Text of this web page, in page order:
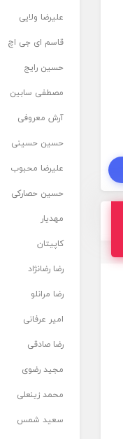
علیرضا ولایی
قاسم ای جی اچ
حسین رایج
مصطفی سابین
آرش معروفی
حسین حسینی
علیرضا محبوب
حسین حصارکی
مهدیار
کاپیتان
رضا رضانژاد
رضا مرانلو
امیر عرفانی
رضا صادقی
مجید رضوی
محمد زینعلی
سعید شمس